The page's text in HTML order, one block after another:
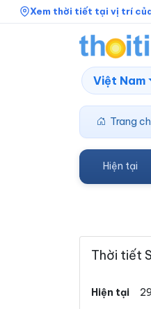
Xem thời tiết tại vị trí
Việt Nam
Trang
Hiện tại
Thời tiết
Hiện tại